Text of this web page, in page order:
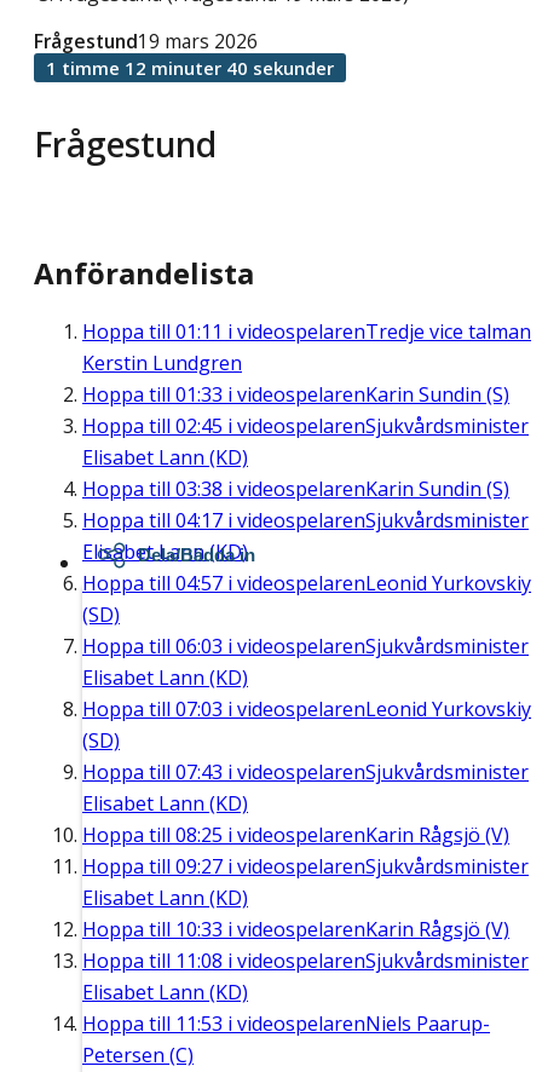
Frågestund
Frågestund19 mars 2026
1 timme 12 minuter 40 sekunder
Anförandelista
Hoppa till 01:11 i videospelarenTredje vice talman
Kerstin Lundgren
Hoppa till 01:33 i videospelarenKarin Sundin (S)
Hoppa till 02:45 i videospelarenSjukvårdsminister
Elisabet Lann (KD)
Hoppa till 03:38 i videospelarenKarin Sundin (S)
Hoppa till 04:17 i videospelarenSjukvårdsminister
Elisabet Lann (KD)
Hoppa till 04:57 i videospelarenLeonid Yurkovskiy
(SD)
Hoppa till 06:03 i videospelarenSjukvårdsminister
Elisabet Lann (KD)
Hoppa till 07:03 i videospelarenLeonid Yurkovskiy
(SD)
Hoppa till 07:43 i videospelarenSjukvårdsminister
Elisabet Lann (KD)
Hoppa till 08:25 i videospelarenKarin Rågsjö (V)
Hoppa till 09:27 i videospelarenSjukvårdsminister
Elisabet Lann (KD)
Hoppa till 10:33 i videospelarenKarin Rågsjö (V)
Hoppa till 11:08 i videospelarenSjukvårdsminister
Elisabet Lann (KD)
Hoppa till 11:53 i videospelarenNiels Paarup-
Petersen (C)
Dela/Bädda in